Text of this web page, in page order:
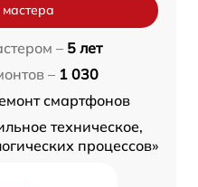
– 5 лет
– 1 030
смартфонов
техническое,
процессов»